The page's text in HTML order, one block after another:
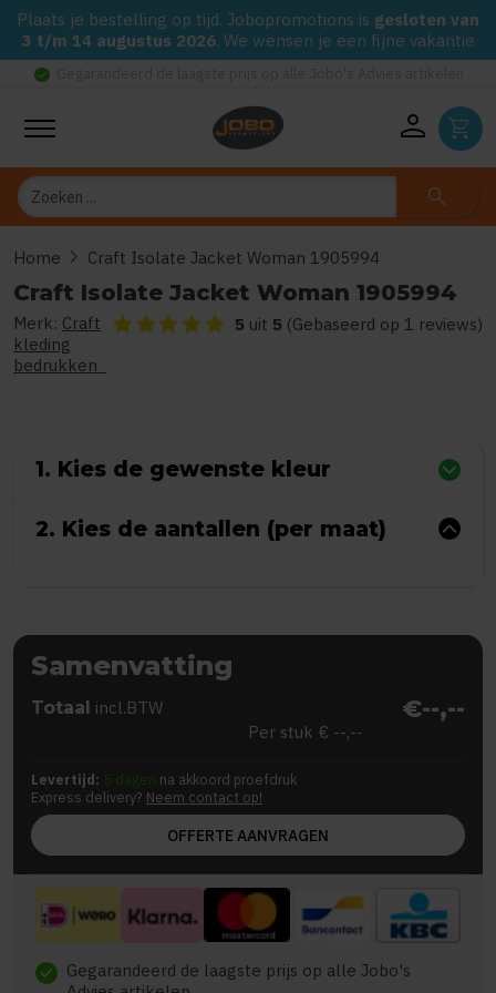
Plaats je bestelling op tijd. Jobopromotions is gesloten van
3 t/m 14 augustus 2026. We wensen je een fijne vakantie
check_circle
person shopping_cart
Zoeken search
Home chevron_right Craft Isolate Jacket Woman 1905994
Craft Isolate Jacket Woman 1905994
Merk: Craft
kleding
bedrukken
De beoordeling van dit product is5 van de 5
5 uit 5 (Gebaseerd op 1 reviews)
1. Kies de gewenste kleur
2. Kies de aantallen (per maat)
Samenvatting
Totaal incl.BTW €--,--
Per stuk € --,--
Levertijd: 5 dagen na akkoord proefdruk
Express delivery? Neem contact op!
OFFERTE AANVRAGEN
check Gegarandeerd de laagste prijs op alle Jobo's